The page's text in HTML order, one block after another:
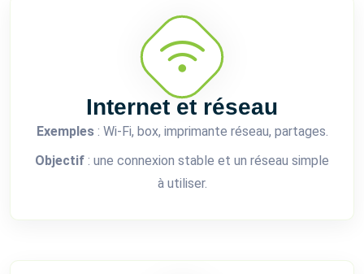
Internet et réseau
Exemples: Wi‑Fi, box, imprimante réseau, partages.
Objectif : une connexion stable et un réseau simple
à utiliser.